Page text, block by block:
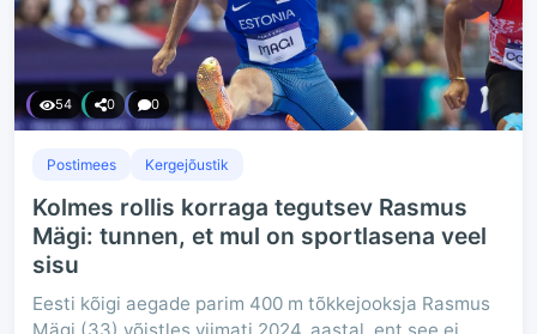
54 0 0
Postimees Kergejõustik
Kolmes rollis korraga tegutsev Rasmus
Mägi: tunnen, et mul on sportlasena veel
sisu
Eesti kõigi aegade parim 400 m tõkkejooksja Rasmus